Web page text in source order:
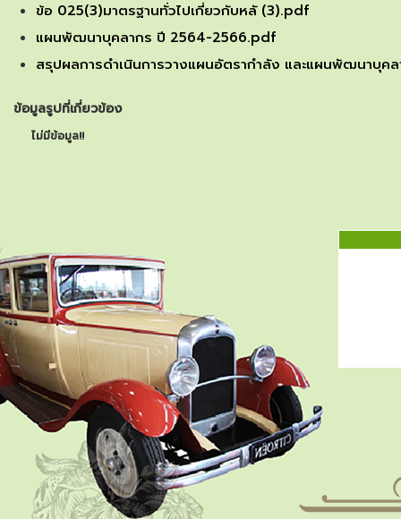
ข้อ 025(3)มาตรฐานทั่วไปเกี่ยวกับหลั (3).pdf
แผนพัฒนาบุคลากร ปี 2564-2566.pdf
สรุปผลการดำเนินการวางแผนอัตรากำลัง และแผนพัฒนาบุค
ข้อมูลรูปที่เกี่ยวข้อง
ไม่มีข้อมูล!!